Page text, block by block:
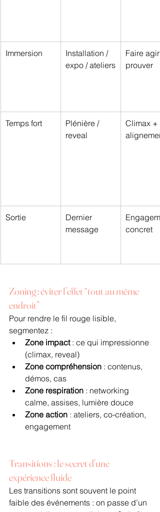
Immersion
Installation /
expo / ateliers
Faire agir
prouver
Temps fort
Plénière /
reveal
Climax +
alignement
Sortie
Dernier
message
concret
Zoning : éviter l’effet “tout au même
endroit”
Pour rendre le fil rouge lisible,
segmentez :
Zone impact : ce qui impressionne
(climax, reveal)
Zone compréhension : contenus,
démos, cas
Zone respiration : networking
calme, assises, lumière douce
Zone action : ateliers, co-création,
engagement
Transitions : le secret d’une
expérience fluide
Les transitions sont souvent le point
faible des événements : on passe d’un